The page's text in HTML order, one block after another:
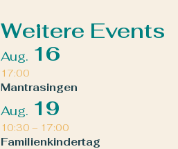
Weitere Events
Aug. 16
17:00
Mantrasingen
Aug. 19
10:30 – 17:00
Familienkindertag